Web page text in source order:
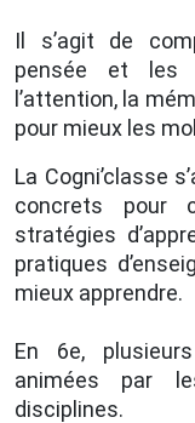
Il s’agit de
pensée et les
l’attention, la
pour mieux les
La Cogni’classe
concrets pour
stratégies
pratiques
mieux apprendre.
En 6e,
animées par
disciplines.